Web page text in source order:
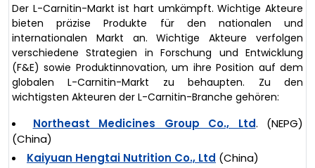
Der L-Carnitin-Markt ist hart umkämpft. Wichtige Akteure
bieten präzise Produkte für den nationalen und
internationalen Markt an. Wichtige Akteure verfolgen
verschiedene Strategien in Forschung und Entwicklung
(F&E) sowie Produktinnovation, um ihre Position auf dem
globalen L-Carnitin-Markt zu behaupten. Zu den
wichtigsten Akteuren der L-Carnitin-Branche gehören:
Northeast Medicines Group Co., Ltd. (NEPG)
(China)
Kaiyuan Hengtai Nutrition Co., Ltd (China)